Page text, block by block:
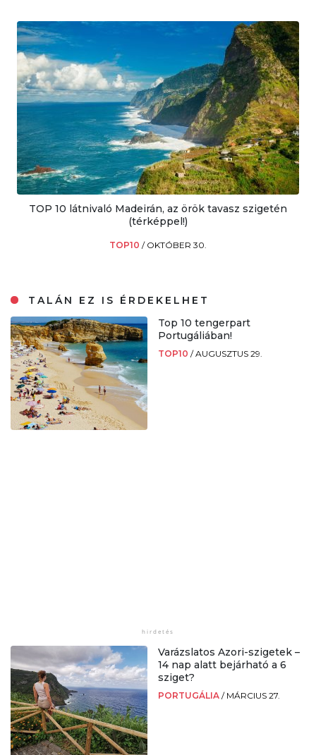
TOP 10 látnivaló Madeirán, az örök tavasz szigetén
(térképpel!)
TOP10 / OKTÓBER 30.
TALÁN EZ IS ÉRDEKELHET
Top 10 tengerpart
Portugáliában!
TOP10 /AUGUSZTUS 29.
Varázslatos Azori-szigetek –
14 nap alatt bejárható a 6
sziget?
PORTUGÁLIA / MÁRCIUS 27.